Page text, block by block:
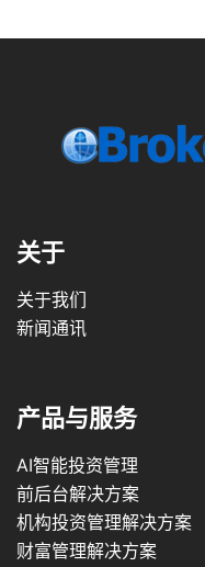
关于
关于我们
新闻通讯
产品与服务
AI智能投资管理
前后台解决方案
机构投资管理解决方案
财富管理解决方案